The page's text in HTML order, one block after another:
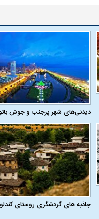
دیدنی‌های شهر پرجنب و جوش
جاذبه های گردشگری روستای
ببینید| پزشکیان: مهمترین نگرانی من،
معیشت و وضعیت اقتصادی مردم